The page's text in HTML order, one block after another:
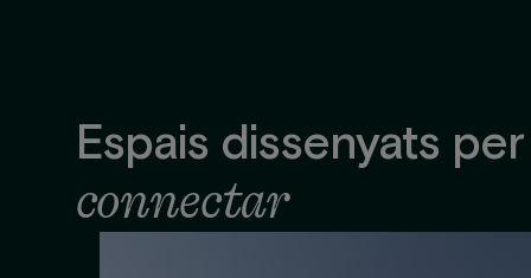
Espais dissenyats per
connectar